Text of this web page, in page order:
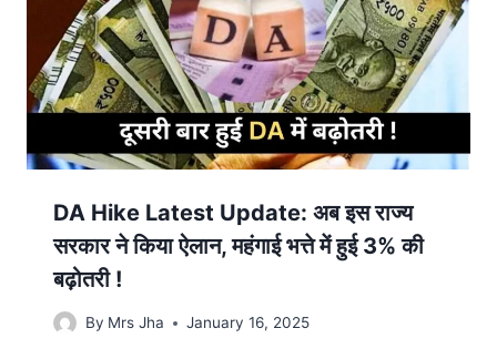
DA Hike Latest Update: अब इस राज्य
सरकार ने किया ऐलान, महंगाई भत्ते में हुई 3% की
बढ़ोतरी !
By Mrs Jha January 16, 2025